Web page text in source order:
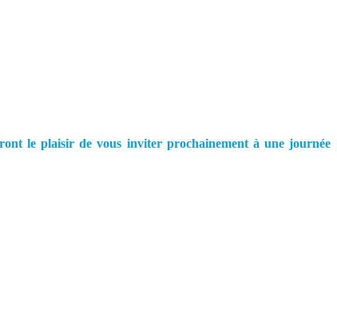
le plaisir de vous inviter prochainement à une journée